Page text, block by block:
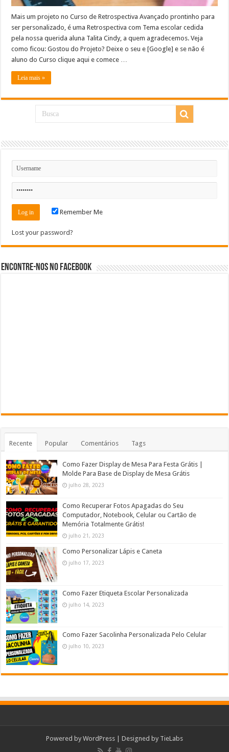
Mais um projeto no Curso de Retrospectiva Avançado prontinho para
ser personalizado, é uma Retrospectiva com Tema escolar cedida
pela nossa querida aluna Talita Cindy, a quem agradecemos. Veja
como ficou: Gostou do Projeto? Deixe o seu e [Google] e se não é
aluno do Curso clique aqui e comece …
Leia mais »
Remember Me
Lost your password?
Encontre-nos no Facebook
Recente Popular Comentários Tags
Como Fazer Display de Mesa Para Festa Grátis |
Molde Para Base de Display de Mesa Grátis
julho 28, 2023
Como Recuperar Fotos Apagadas do Seu
Computador, Notebook, Celular ou Cartão de
Memória Totalmente Grátis!
julho 21, 2023
Como Personalizar Lápis e Caneta
julho 17, 2023
Como Fazer Etiqueta Escolar Personalizada
julho 14, 2023
Como Fazer Sacolinha Personalizada Pelo Celular
julho 10, 2023
Powered by WordPress | Designed by TieLabs